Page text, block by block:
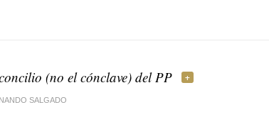
(no el cónclave) del PP
SALGADO